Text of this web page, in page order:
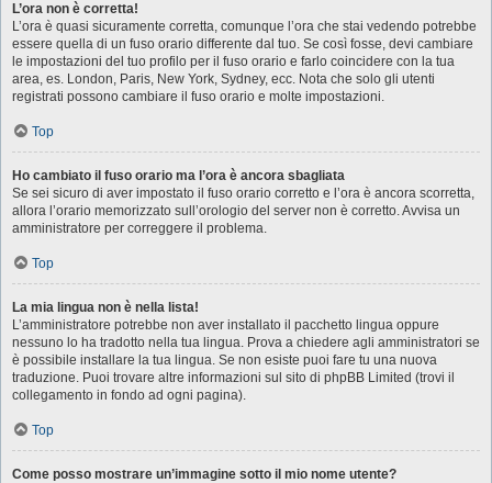
L’ora non è corretta!
L’ora è quasi sicuramente corretta, comunque l’ora che stai vedendo potrebbe
essere quella di un fuso orario differente dal tuo. Se così fosse, devi cambiare
le impostazioni del tuo profilo per il fuso orario e farlo coincidere con la tua
area, es. London, Paris, New York, Sydney, ecc. Nota che solo gli utenti
registrati possono cambiare il fuso orario e molte impostazioni.
Top
Ho cambiato il fuso orario ma l’ora è ancora sbagliata
Se sei sicuro di aver impostato il fuso orario corretto e l’ora è ancora scorretta,
allora l’orario memorizzato sull’orologio del server non è corretto. Avvisa un
amministratore per correggere il problema.
Top
La mia lingua non è nella lista!
L’amministratore potrebbe non aver installato il pacchetto lingua oppure
nessuno lo ha tradotto nella tua lingua. Prova a chiedere agli amministratori se
è possibile installare la tua lingua. Se non esiste puoi fare tu una nuova
traduzione. Puoi trovare altre informazioni sul sito di phpBB Limited (trovi il
collegamento in fondo ad ogni pagina).
Top
Come posso mostrare un’immagine sotto il mio nome utente?